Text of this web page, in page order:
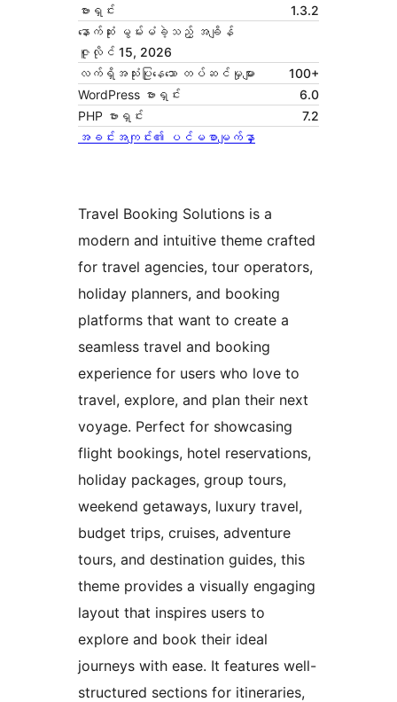
ဗားရှင်း
1.3.2
နောက်ဆုံး မွမ်းမံခဲ့သည့် အချိန်
ဇူလိုင် 15, 2026
လက်ရှိအသုံးပြုနေသော တပ်ဆင်မှုများ
100+
WordPress ဗားရှင်း
6.0
PHP ဗားရှင်း
7.2
အခင်းအကျင်း၏ ပင်မစာမျက်နှာ
Travel Booking Solutions is a
modern and intuitive theme crafted
for travel agencies, tour operators,
holiday planners, and booking
platforms that want to create a
seamless travel and booking
experience for users who love to
travel, explore, and plan their next
voyage. Perfect for showcasing
flight bookings, hotel reservations,
holiday packages, group tours,
weekend getaways, luxury travel,
budget trips, cruises, adventure
tours, and destination guides, this
theme provides a visually engaging
layout that inspires users to
explore and book their ideal
journeys with ease. It features well-
structured sections for itineraries,